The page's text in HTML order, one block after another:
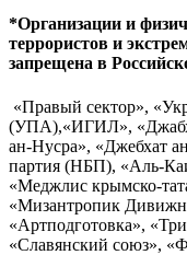
*Организации и
террористов и
запрещена в
«Правый сектор»,
(УПА),«ИГИЛ»,
ан-Нусра», «Джебхат
партия (НБП), «Аль-
«Меджлис крымско-
«Мизантропик
«Артподготовка»,
«Славянский союз»,